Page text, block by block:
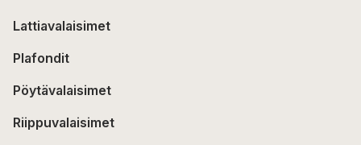
Lattiavalaisimet
Plafondit
Pöytävalaisimet
Riippuvalaisimet